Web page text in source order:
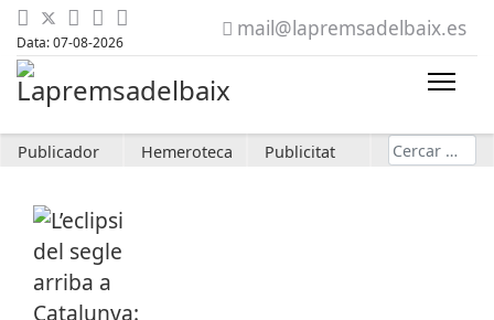
Data: 07-08-2026
mail@lapremsadelbaix.es
Publicador Hemeroteca Publicitat Cerca